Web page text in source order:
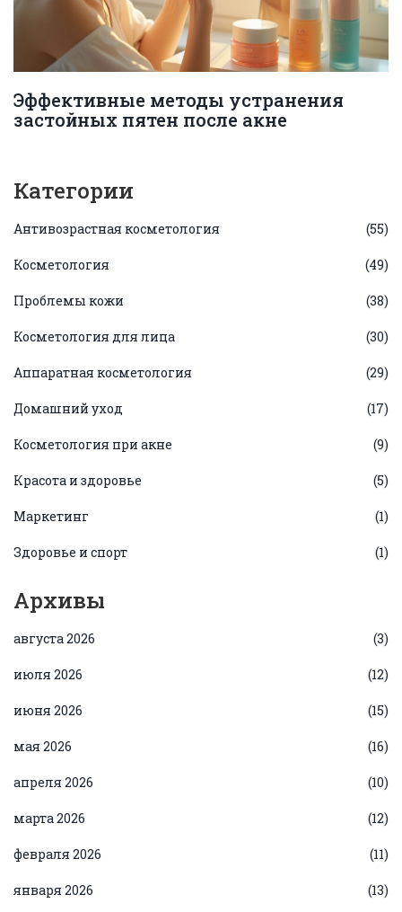
Эффективные методы устранения
застойных пятен после акне
Категории
Антивозрастная косметология (55)
Косметология (49)
Проблемы кожи (38)
Косметология для лица (30)
Аппаратная косметология (29)
Домашний уход (17)
Косметология при акне (9)
Красота и здоровье (5)
Маркетинг (1)
Здоровье и спорт (1)
Архивы
августа 2026 (3)
июля 2026 (12)
июня 2026 (15)
мая 2026 (16)
апреля 2026 (10)
марта 2026 (12)
февраля 2026 (11)
января 2026 (13)